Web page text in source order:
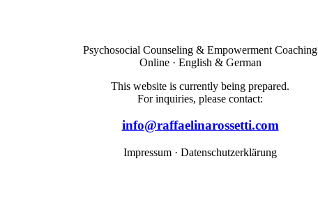
Psychosocial Counseling & Empowerment Coaching
Online · English & German
This website is currently being prepared.
For inquiries, please contact:
info@raffaelinarossetti.com
Impressum · Datenschutzerklärung